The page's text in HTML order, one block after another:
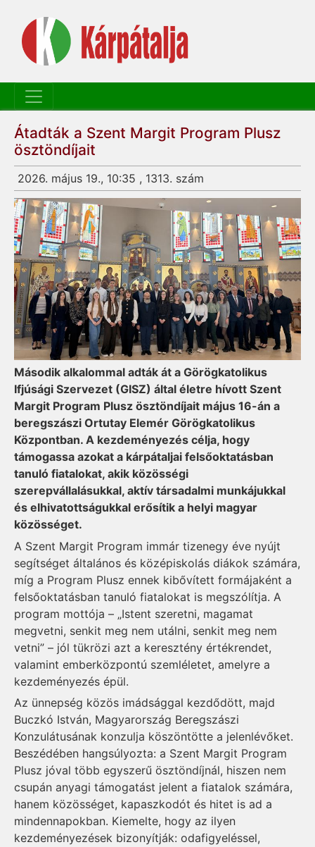
Átadták a Szent Margit Program Plusz
ösztöndíjait
2026. május 19., 10:35 , 1313. szám
Második alkalommal adták át a Görögkatolikus
Ifjúsági Szervezet (GISZ) által életre hívott Szent
Margit Program Plusz ösztöndíjait május 16-án a
beregszászi Ortutay Elemér Görögkatolikus
Központban. A kezdeményezés célja, hogy
támogassa azokat a kárpátaljai felsőoktatásban
tanuló fiatalokat, akik közösségi
szerepvállalásukkal, aktív társadalmi munkájukkal
és elhivatottságukkal erősítik a helyi magyar
közösséget.
A Szent Margit Program immár tizenegy éve nyújt
segítséget általános és középiskolás diákok számára,
míg a Program Plusz ennek kibővített formájaként a
felsőoktatásban tanuló fiatalokat is megszólítja. A
program mottója – „Istent szeretni, magamat
megvetni, senkit meg nem utálni, senkit meg nem
vetni” – jól tükrözi azt a keresztény értékrendet,
valamint emberközpontú szemléletet, amelyre a
kezdeményezés épül.
Az ünnepség közös imádsággal kezdődött, majd
Buczkó István, Magyarország Beregszászi
Konzulátusának konzulja köszöntötte a jelenlévőket.
Beszédében hangsúlyozta: a Szent Margit Program
Plusz jóval több egyszerű ösztöndíjnál, hiszen nem
csupán anyagi támogatást jelent a fiatalok számára,
hanem közösséget, kapaszkodót és hitet is ad a
mindennapokban. Kiemelte, hogy az ilyen
kezdeményezések bizonyítják: odafigyeléssel,